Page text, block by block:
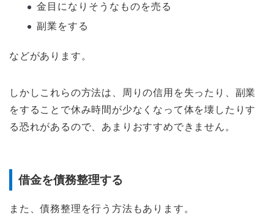
金目になりそうなものを売る
副業をする
などがあります。
しかしこれらの方法は、周りの信用を失ったり、副業
をすることで休み時間が少なくなって体を壊したりす
る恐れがあるので、あまりおすすめできません。
借金を債務整理する
また、債務整理を行う方法もあります。